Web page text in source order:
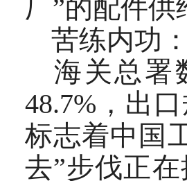
厂”的配件
苦练内功
海关总署
48.7%，出
标志着中国
去”步伐正